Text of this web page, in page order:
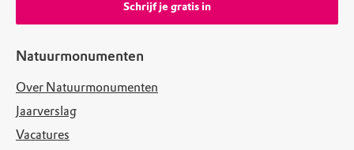
Natuurmonumenten
Over Natuurmonumenten
Jaarverslag
Vacatures
Schrijf je gratis in